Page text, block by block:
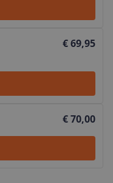
€ 69,95
€ 70,00